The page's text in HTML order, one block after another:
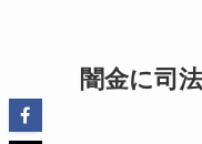
闇金に司